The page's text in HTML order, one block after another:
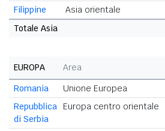
Filippine
Asia orientale
Totale Asia
EUROPA Area
Romania
Unione Europea
Repubblica
di Serbia
Europa centro orientale